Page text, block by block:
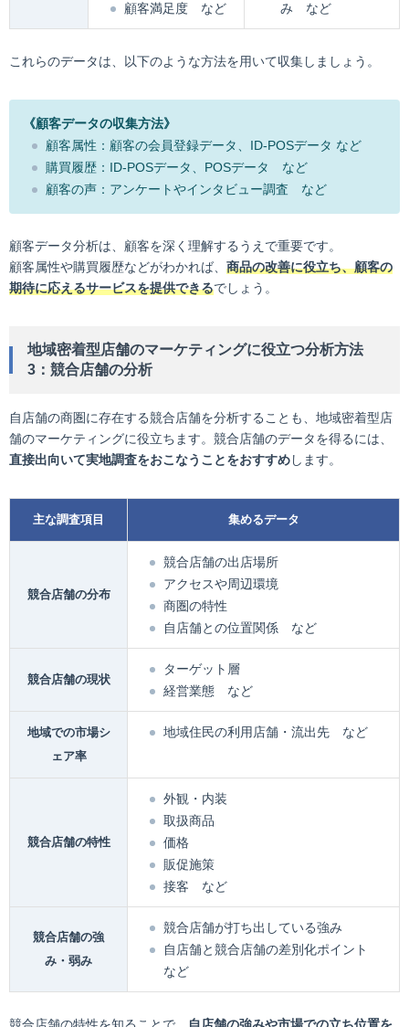
顧客満足度 など
み など
これらのデータは、以下のような方法を用いて収集しましょう。
《顧客データの収集方法》
顧客属性：顧客の会員登録データ、ID-POSデータ など
購買履歴：ID-POSデータ、POSデータ など
顧客の声：アンケートやインタビュー調査 など
顧客データ分析は、顧客を深く理解するうえで重要です。
顧客属性や購買履歴などがわかれば、 商品の改善に役立ち、顧客の
期待に応えるサービスを提供できるでしょう。
地域密着型店舗のマーケティングに役立つ分析方法
3：競合店舗の分析
自店舗の商圏に存在する競合店舗を分析することも、地域密着型店
舗のマーケティングに役立ちます。競合店舗のデータを得るには、
直接出向いて実地調査をおこなうことをおすすめします。
主な調査項目 集めるデータ
競合店舗の分布
競合店舗の出店場所
アクセスや周辺環境
商圏の特性
自店舗との位置関係 など
競合店舗の現状
ターゲット層
経営業態 など
地域での市場シ
ェア率
地域住民の利用店舗・流出先 など
競合店舗の特性
外観・内装
取扱商品
価格
販促施策
接客 など
競合店舗の強
み・弱み
競合店舗が打ち出している強み
自店舗と競合店舗の差別化ポイント
など
競合店舗の特性を知ることで、 自店舗の強みや市場での立ち位置を